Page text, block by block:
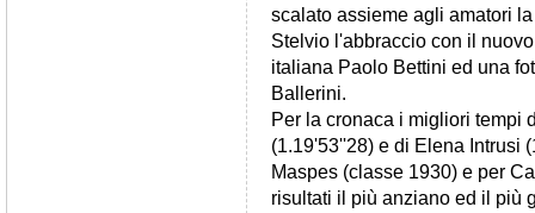
scalato assieme agli amatori
Stelvio l'abbraccio con il
italiana Paolo Bettini ed una
Ballerini.
Per la cronaca i migliori tempi
(1.19'53''28) e di Elena Intrusi
Maspes (classe 1930) e per
risultati il più anziano ed il più